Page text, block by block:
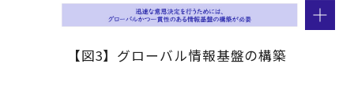
【図3】グローバル情報基盤の構築